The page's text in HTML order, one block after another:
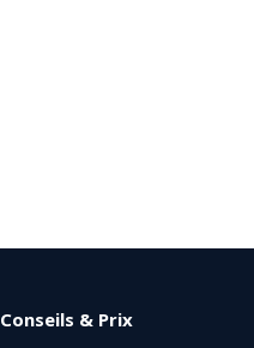
Conseils & Prix